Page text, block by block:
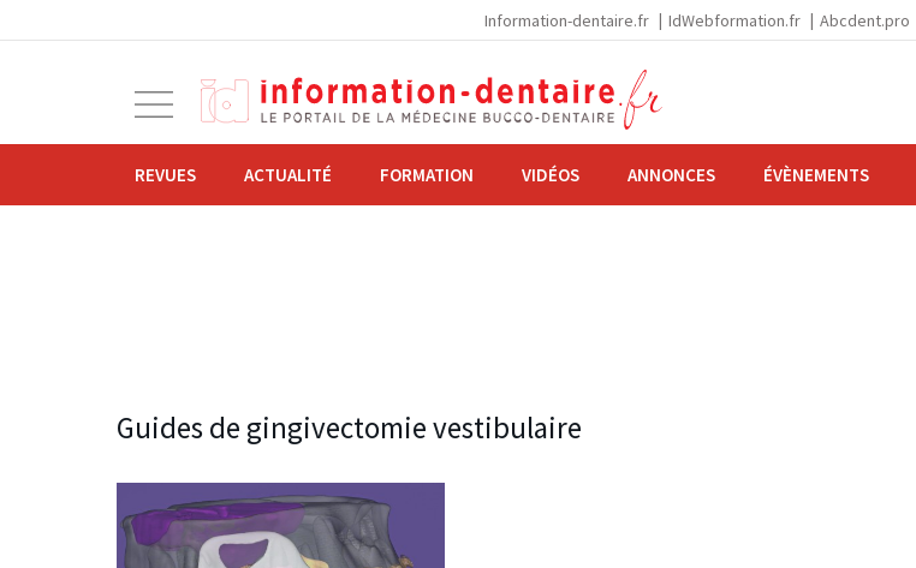
Information-dentaire.fr IdWebformation.fr Abcdent.pro
navigation
REVUES ACTUALITÉ FORMATION VIDÉOS ANNONCES ÉVÈNEMENTS
Guides de gingivectomie vestibulaire